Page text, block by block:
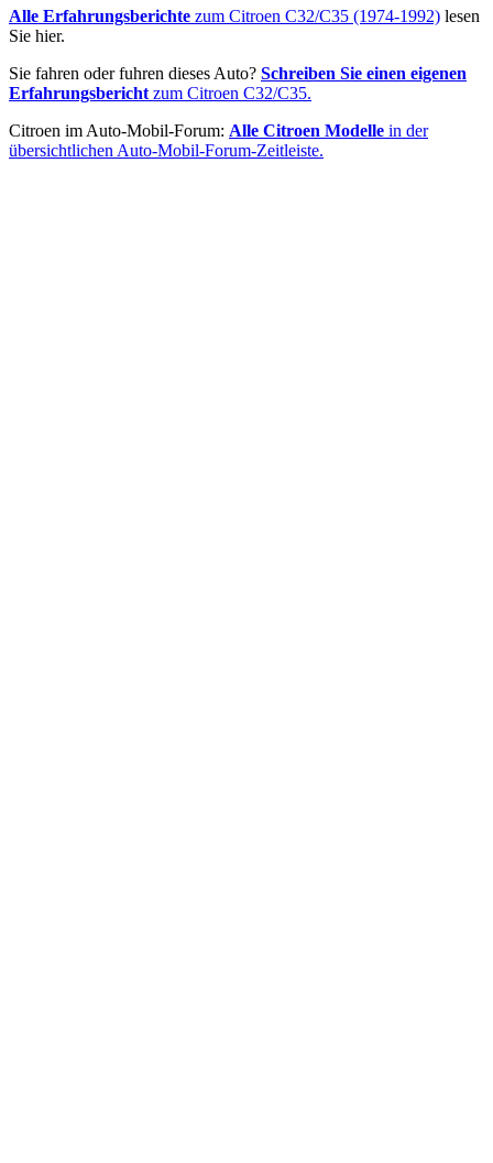
Alle Erfahrungsberichte zum Citroen C32/C35 (1974-1992) lesen
Sie hier.
Sie fahren oder fuhren dieses Auto? Schreiben Sie einen eigenen
Erfahrungsbericht zum Citroen C32/C35.
Citroen im Auto-Mobil-Forum: Alle Citroen Modelle in der
übersichtlichen Auto-Mobil-Forum-Zeitleiste.